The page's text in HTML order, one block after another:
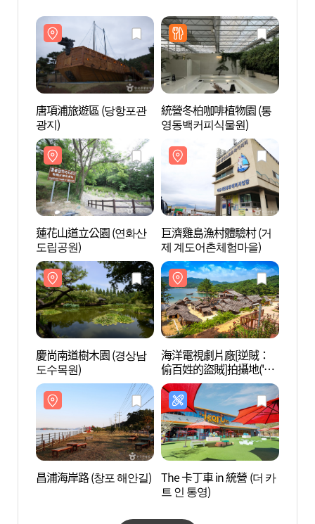
唐項浦旅遊區 (당항포관
광지)
統營冬柏咖啡植物園 (통
영동백커피식물원)
蓮花山道立公園 (연화산
도립공원)
巨濟雞島漁村體驗村 (거
제 계도어촌체험마을)
慶尚南道樹木園 (경상남
도수목원)
海洋電視劇片廠[逆賊：
偷百姓的盜賊]拍攝地('역
적'촬영지 해양드라마세
트장)
昌浦海岸路 (창포 해안길) The 卡丁車 in 統營 (더 카
트 인 통영)